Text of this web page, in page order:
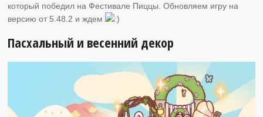
который победил на Фестивале Пиццы. Обновляем игру на
версию от 5.48.2 и ждем
Пасхальный и весенний декор